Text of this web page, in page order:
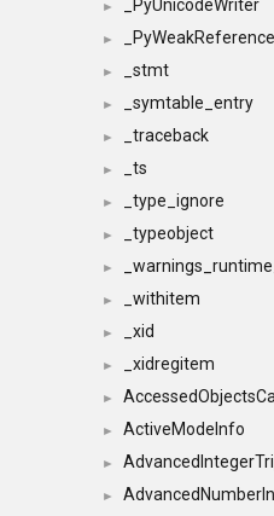
► _PyUnicodeWriter
► _PyWeakReference
► _stmt
► _symtable_entry
► _traceback
► _ts
► _type_ignore
► _typeobject
►
► _withitem
► _xid
► _xidregitem
►
► ActiveModeInfo
►
►